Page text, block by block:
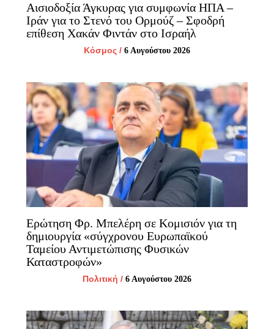
Αισιοδοξία Άγκυρας για συμφωνία ΗΠΑ –
Ιράν για το Στενό του Ορμούζ – Σφοδρή
επίθεση Χακάν Φιντάν στο Ισραήλ
Κόσμος / 6 Αυγούστου 2026
Ερώτηση Φρ. Μπελέρη σε Κομισιόν για τη
δημιουργία «σύγχρονου Ευρωπαϊκού
Ταμείου Αντιμετώπισης Φυσικών
Καταστροφών»
Πολιτική / 6 Αυγούστου 2026